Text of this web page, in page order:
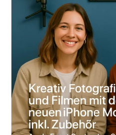
Immer
Dabei….
Für
Fotos
Und
Videos